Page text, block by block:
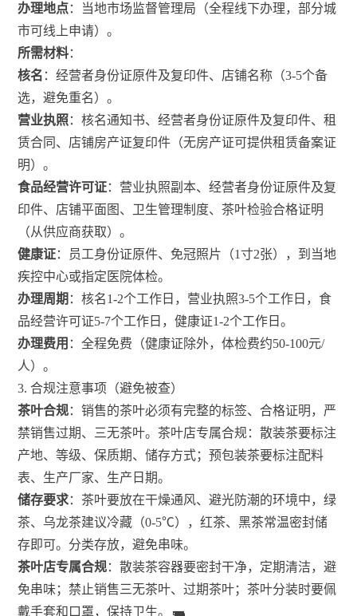
办理地点：当地市场监督管理局（全程线下办理，部分城
市可线上申请）。
所需材料：
核名 ：经营者身份证原件及复印件、店铺名称（3-5个备
选，避免重名）。
营业执照：核名通知书、经营者身份证原件及复印件、租
赁合同、店铺房产证复印件（无房产证可提供租赁备案证
明）。
食品经营许可证：营业执照副本、经营者身份证原件及复
印件、店铺平面图、卫生管理制度、茶叶检验合格证明
（从供应商获取）。
健康证：员工身份证原件、免冠照片（1寸2张），到当地
疾控中心或指定医院体检。
办理周期 ：核名1-2个工作日，营业执照3-5个工作日，食
品经营许可证5-7个工作日，健康证1-2个工作日。
办理费用 ：全程免费（健康证除外，体检费约50-100元/
人）。
3. 合规注意事项（避免被查）
茶叶合规：销售的茶叶必须有完整的标签、合格证明，严
禁销售过期、三无茶叶。茶叶店专属合规：散装茶要标注
产地、等级、保质期、储存方式；预包装茶要标注配料
表、生产厂家、生产日期。
储存要求：茶叶要放在干燥通风、避光防潮的环境中，绿
茶、乌龙茶建议冷藏（0-5℃），红茶、黑茶常温密封储
存即可。分类存放，避免串味。
茶叶店专属合规：散装茶容器要密封干净，定期清洁，避
免串味；禁止销售三无茶叶、过期茶叶；茶叶分装时要佩
戴手套和口罩，保持卫生。